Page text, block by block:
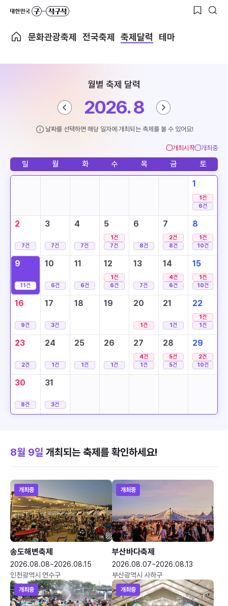
문화관광축제 전국축제 축제달력 테마
월별 축제 달력
2026. 8
날짜를 선택하면 해당 일자에 개최되는 축제를 볼 수 있어요!
개최시작 개최중
일 월 화 수 목 금 토
1
1건
6건
2
7건
3
7건
4
7건
5
1건
7건
6
8건
7
2건
8건
8
1건
10건
9
11건
10
6건
11
6건
12
1건
6건
13
7건
14
4건
6건
15
1건
10건
16
9건
17
3건
18 19 20
1건
21
1건
22
1건
1건
23
2건
24
1건
25
1건
26
1건
27
4건
1건
28
5건
5건
29
2건
10건
30
8건
31
3건
8월 9일 개최되는 축제를 확인하세요!
개최중
송도해변축제
2026.08.08~2026.08.15
인천광역시 연수구
개최중
부산바다축제
2026.08.07~2026.08.13
부산광역시 사하구
개최중 개최중